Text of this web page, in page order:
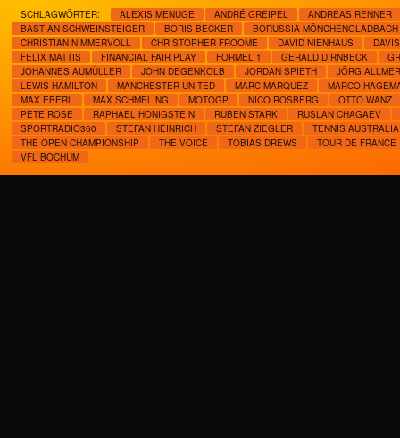
SCHLAGWÖRTER: ALEXIS MENUGE ANDRÉ GREIPEL
ANDREAS RENNER
BASTIAN SCHWEINSTEIGER
BORIS BECKER
BORUSSIA MÖNCHENGLADBACH
CHRISTIAN NIMMERVOLL
CHRISTOPHER FROOME DAVID NIENHAUS
FELIX MATTIS
FINANCIAL FAIR PLAY FORMEL 1 GERALD DIRNBECK
JOHANNES AUMÜLLER
JOHN DEGENKOLB JORDAN SPIETH
JÖRG
LEWIS HAMILTON
MANCHESTER UNITED MARC MARQUEZ
MARCO
MAX EBERL
MAX SCHMELING MOTOGP NICO ROSBERG
OTTO WANZ
PETE ROSE
RAPHAEL HONIGSTEIN RUBEN STARK
RUSLAN CHAGAEV
SPORTRADIO360
STEFAN HEINRICH STEFAN ZIEGLER
TENNIS AUSTRALIA
THE OPEN CHAMPIONSHIP
THE VOICE TOBIAS DREWS
TOUR DE FRANCE
VFL BOCHUM